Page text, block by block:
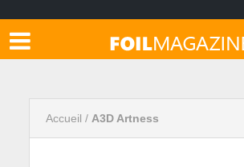
Accueil / A3D Artness